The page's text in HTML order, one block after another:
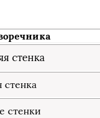
стенка
стенка
стенки